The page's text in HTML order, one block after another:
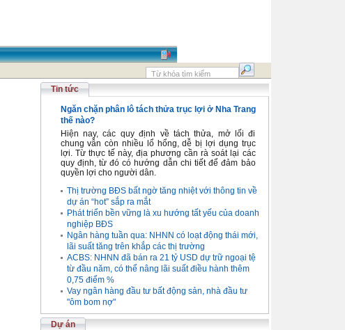
Tin tức
Ngăn chặn phân lô tách thửa trục lợi ở Nha Trang
thế nào?
Hiện nay, các quy định về tách thửa, mở lối đi
chung vẫn còn nhiều lổ hổng, dễ bị lợi dụng trục
lợi. Từ thực tế này, địa phương cần rà soát lại các
quy định, từ đó có hướng dẫn chi tiết để đảm bảo
quyền lợi cho người dân.
Thị trường BĐS bất ngờ tăng nhiệt với thông tin về
dự án “hot” sắp ra mắt
Phát triển bền vững là xu hướng tất yếu của doanh
nghiệp BĐS
Ngân hàng tuần qua: NHNN có loạt động thái mới,
lãi suất tăng trên khắp các thị trường
ACBS: NHNN đã bán ra 21 tỷ USD dự trữ ngoại tệ
từ đầu năm, có thể nâng lãi suất điều hành thêm
0,75 điểm %
Vay ngân hàng đầu tư bất động sản, nhà đầu tư
"ôm bom nợ"
Dự án